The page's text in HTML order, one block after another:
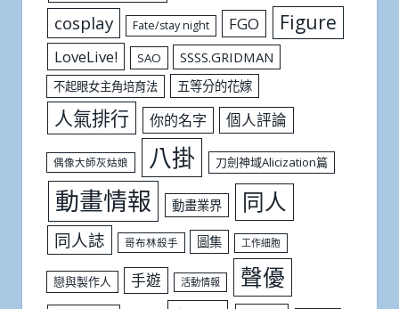
cosplay Fate/stay night FGO Figure
LoveLive! SAO SSSS.GRIDMAN
不起眼女主角培育法 五等分的花嫁
人氣排行 你的名字 個人評論
偶像大師灰姑娘 八掛 刀劍神域Alicization篇
動畫情報 動畫業界 同人
同人誌 哥布林殺手 圖集 工作細胞
戀與製作人 手遊 活動情報 聲優